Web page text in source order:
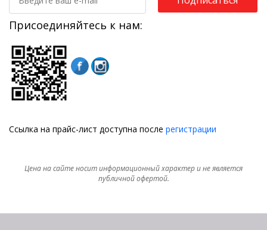
Присоединяйтесь к нам:
Ссылка на прайс-лист доступна после регистрации
Цена на сайте носит информационный характер и не является
публичной офертой.